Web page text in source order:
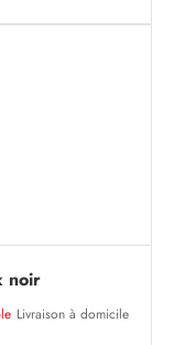
noir
Livraison à domicile